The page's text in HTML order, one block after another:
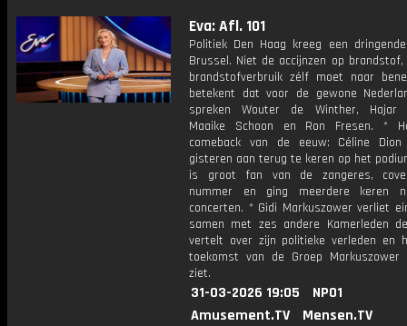
Eva: Afl. 101
Politiek Den Haag kreeg een
Brussel. Niet de accijnzen op
brandstofverbruik zélf moet naar
betekent dat voor de gewone
spreken Wouter de Winther, Hajar
Maaike Schoon en Ron Fresen. *
comeback van de eeuw: Céline Dion
gisteren aan terug te keren op het
is groot fan van de zangeres,
nummer en ging meerdere keren
concerten. * Gidi Markuszower verliet
samen met zes andere Kamerleden
vertelt over zijn politieke verleden en
toekomst van de Groep Markuszower
ziet.
31-03-2026 19:05
NPO1
Amusement.TV
Mensen.TV